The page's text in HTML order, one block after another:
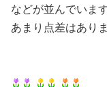
などが並んでいま
あまり点差はあり